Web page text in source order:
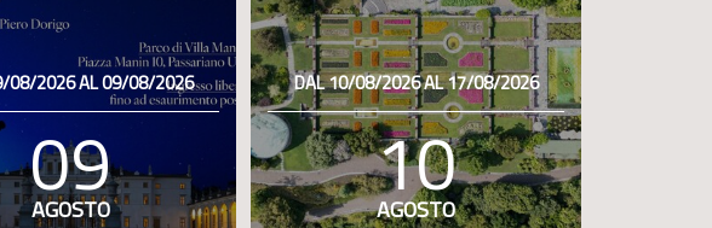
08/2026 AL 09/08/2026
09
AGOSTO
DAL 10/08/2026 AL 17/08/2026
10
AGOSTO